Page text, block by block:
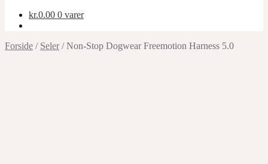
kr.0.00 0 varer
Forside / Seler/Non-Stop Dogwear Freemotion Harness 5.0